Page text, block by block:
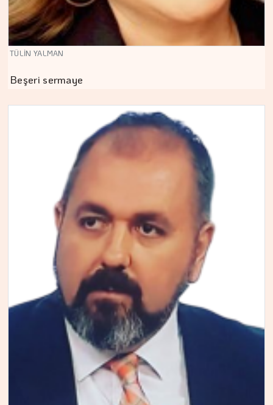
TÜLİN YALMAN
Beşeri sermaye